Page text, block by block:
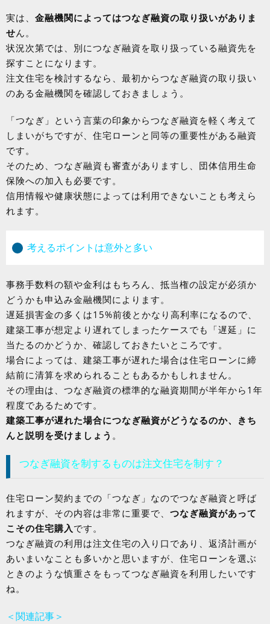
実は、 金融機関によってはつなぎ融資の取り扱いがありま
せん。
状況次第では、別につなぎ融資を取り扱っている融資先を
探すことになります。
注文住宅を検討するなら、最初からつなぎ融資の取り扱い
のある金融機関を確認しておきましょう。
「つなぎ」という言葉の印象からつなぎ融資を軽く考えて
しまいがちですが、住宅ローンと同等の重要性がある融資
です。
そのため、つなぎ融資も審査がありますし、団体信用生命
保険への加入も必要です。
信用情報や健康状態によっては利用できないことも考えら
れます。
考えるポイントは意外と多い
事務手数料の額や金利はもちろん、抵当権の設定が必須か
どうかも申込み金融機関によります。
遅延損害金の多くは15%前後とかなり高利率になるので、
建築工事が想定より遅れてしまったケースでも「遅延」に
当たるのかどうか、確認しておきたいところです。
場合によっては、建築工事が遅れた場合は住宅ローンに締
結前に清算を求められることもあるかもしれません。
その理由は、つなぎ融資の標準的な融資期間が半年から1年
程度であるためです。
建築工事が遅れた場合につなぎ融資がどうなるのか、きち
んと説明を受けましょう 。
つなぎ融資を制するものは注文住宅を制す？
住宅ローン契約までの「つなぎ」なのでつなぎ融資と呼ば
れますが、その内容は非常に重要で、 つなぎ融資があって
こその住宅購入です。
つなぎ融資の利用は注文住宅の入り口であり、返済計画が
あいまいなことも多いかと思いますが、住宅ローンを選ぶ
ときのような慎重さをもってつなぎ融資を利用したいです
ね。
＜関連記事＞